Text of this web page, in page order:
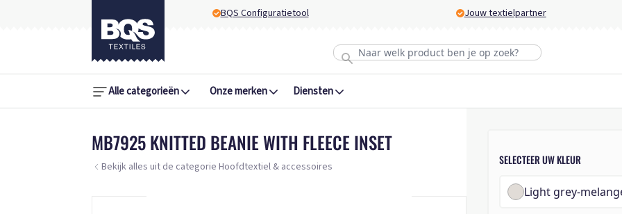
BQS Configuratietool Jouw textielpartner
Alle categorieën Onze merken Diensten
MB7925 KNITTED BEANIE WITH FLEECE INSET
Bekijk alles uit de categorie Hoofdtextiel & accessoires SELECTEER UW KLEUR
Light grey-